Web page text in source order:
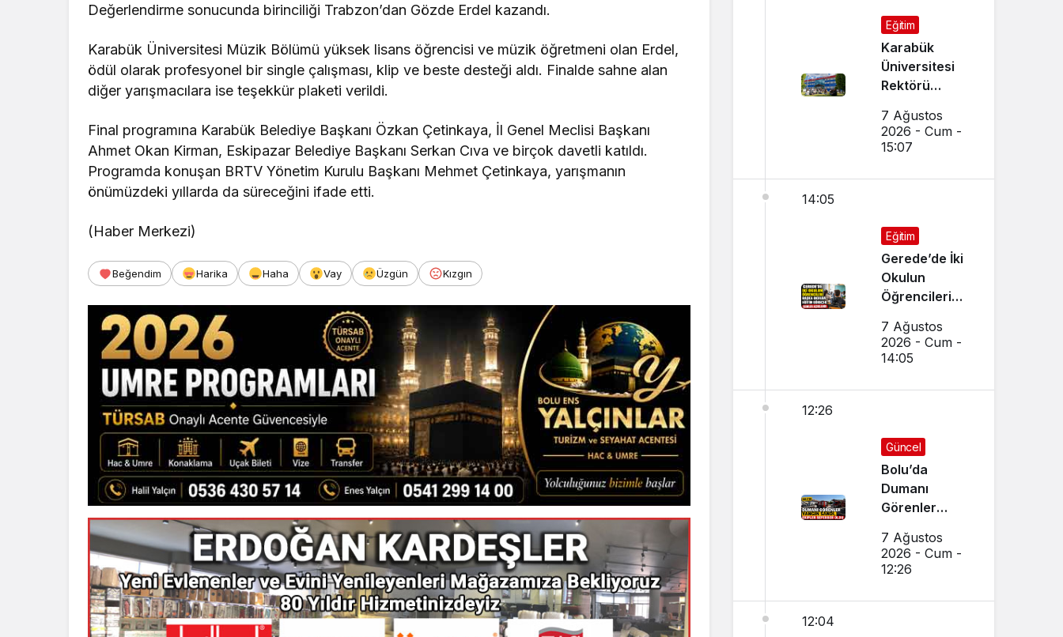
Değerlendirme sonucunda birinciliği Trabzon’dan Gözde Erdel kazandı.
Karabük Üniversitesi Müzik Bölümü yüksek lisans öğrencisi ve müzik öğretmeni olan Erdel,
ödül olarak profesyonel bir single çalışması, klip ve beste desteği aldı. Finalde sahne alan
diğer yarışmacılara ise teşekkür plaketi verildi.
Final programına Karabük Belediye Başkanı Özkan Çetinkaya, İl Genel Meclisi Başkanı
Ahmet Okan Kirman, Eskipazar Belediye Başkanı Serkan Cıva ve birçok davetli katıldı.
Programda konuşan BRTV Yönetim Kurulu Başkanı Mehmet Çetinkaya, yarışmanın
önümüzdeki yıllarda da süreceğini ifade etti.
(Haber Merkezi)
Beğendim Harika Haha Vay Üzgün Kızgın
Eğitim
Karabük
Üniversitesi
Rektörü
Aday
Öğrencilere
7 Ağustos
2026 - Cum -
15:07
14:05
Eğitim
Gerede’de İki
Okulun
Öğrencileri
Eğitim
Görecek
7 Ağustos
2026 - Cum -
14:05
12:26
Güncel
Bolu’da
Dumanı
Görenler
Ekipler
Seferber Oldu
7 Ağustos
2026 - Cum -
12:26
12:04